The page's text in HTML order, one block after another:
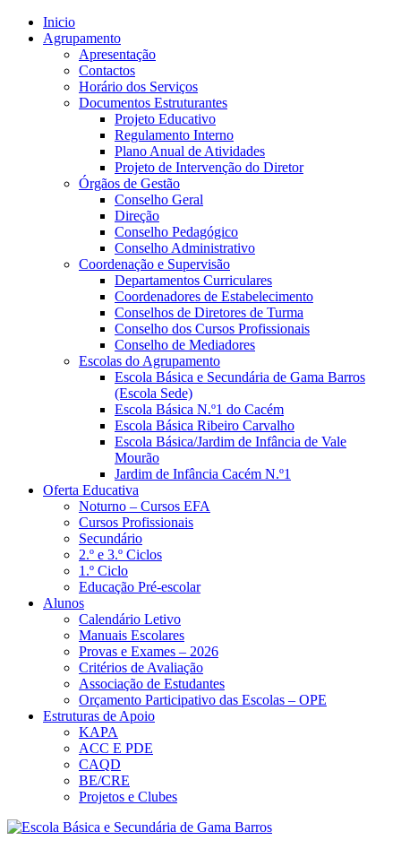
Inicio
Agrupamento
Apresentação
Contactos
Horário dos Serviços
Documentos Estruturantes
Projeto Educativo
Regulamento Interno
Plano Anual de Atividades
Projeto de Intervenção do Diretor
Órgãos de Gestão
Conselho Geral
Direção
Conselho Pedagógico
Conselho Administrativo
Coordenação e Supervisão
Departamentos Curriculares
Coordenadores de Estabelecimento
Conselhos de Diretores de Turma
Conselho dos Cursos Profissionais
Conselho de Mediadores
Escolas do Agrupamento
Escola Básica e Secundária de Gama Barros
(Escola Sede)
Escola Básica N.º1 do Cacém
Escola Básica Ribeiro Carvalho
Escola Básica/Jardim de Infância de Vale
Mourão
Jardim de Infância Cacém N.º1
Oferta Educativa
Noturno – Cursos EFA
Cursos Profissionais
Secundário
2.º e 3.º Ciclos
1.º Ciclo
Educação Pré-escolar
Alunos
Calendário Letivo
Manuais Escolares
Provas e Exames – 2026
Critérios de Avaliação
Associação de Estudantes
Orçamento Participativo das Escolas – OPE
Estruturas de Apoio
KAPA
ACC E PDE
CAQD
BE/CRE
Projetos e Clubes